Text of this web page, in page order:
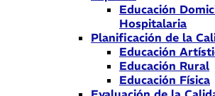
Educación
Hospitalaria
Planificación de la
Educación
Educación Rural
Educación Física